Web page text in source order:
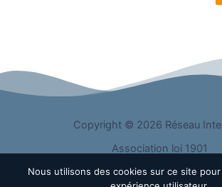
Copyright © 2026 Réseau
Association loi 1901
R.N.A : W691072834
Nous utilisons des cookies sur ce site